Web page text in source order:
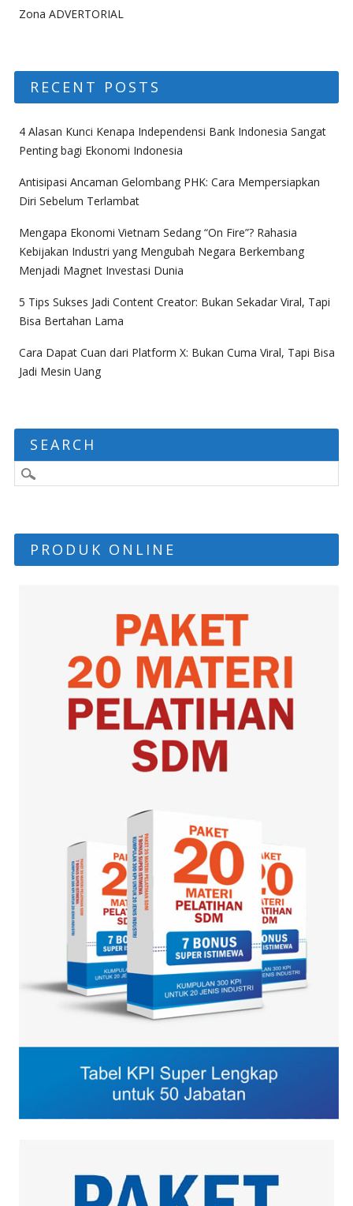
Zona ADVERTORIAL
RECENT POSTS
4 Alasan Kunci Kenapa Independensi Bank Indonesia Sangat
Penting bagi Ekonomi Indonesia
Antisipasi Ancaman Gelombang PHK: Cara Mempersiapkan
Diri Sebelum Terlambat
Mengapa Ekonomi Vietnam Sedang “On Fire”? Rahasia
Kebijakan Industri yang Mengubah Negara Berkembang
Menjadi Magnet Investasi Dunia
5 Tips Sukses Jadi Content Creator: Bukan Sekadar Viral, Tapi
Bisa Bertahan Lama
Cara Dapat Cuan dari Platform X: Bukan Cuma Viral, Tapi Bisa
Jadi Mesin Uang
SEARCH
PRODUK ONLINE